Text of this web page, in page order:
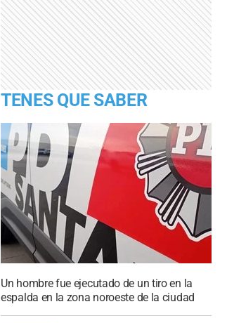
TENES QUE SABER
Un hombre fue ejecutado de un tiro en la
espalda en la zona noroeste de la ciudad